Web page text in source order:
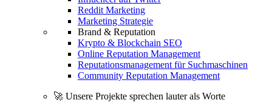
Reddit Marketing
Marketing Strategie
Brand & Reputation
Krypto & Blockchain SEO
Online Reputation Management
Reputationsmanagement für Suchmaschinen
Community Reputation Management
🚀 Unsere Projekte sprechen lauter als Worte